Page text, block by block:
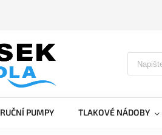
RUČNÍ PUMPY TLAKOVÉ NÁDOBY